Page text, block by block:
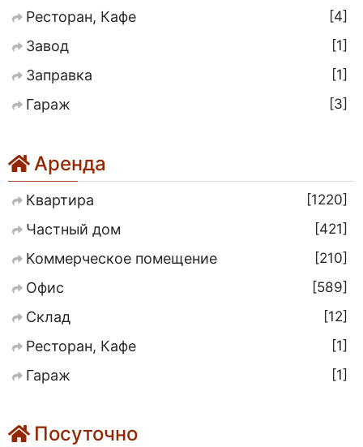
Ресторан, Кафе
4
Завод
1
Заправка
1
Гараж
3
Аренда
Квартира
1220
Частный дом
421
Коммерческое помещение
210
Офис
589
Склад
12
Ресторан, Кафе
1
Гараж
1
Посуточно